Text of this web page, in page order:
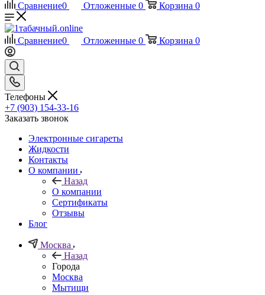
Сравнение0 Отложенные 0 Корзина 0
Сравнение0 Отложенные 0 Корзина 0
Телефоны
+7 (903) 154-33-16
Заказать звонок
Электронные сигареты
Жидкости
Контакты
О компании
Назад
О компании
Сертификаты
Отзывы
Блог
Москва
Назад
Города
Москва
Мытищи